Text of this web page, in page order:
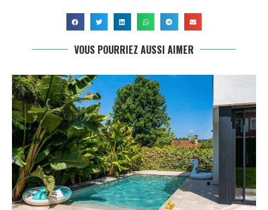
VOUS POURRIEZ AUSSI AIMER